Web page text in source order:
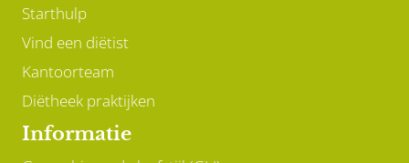
Starthulp
Vind een diëtist
Kantoorteam
Diëtheek praktijken
Informatie